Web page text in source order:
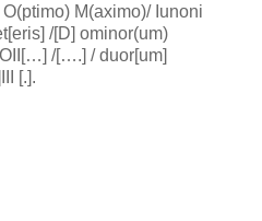
M(aximo)/ Iunoni
/[D] ominor(um)
/[….] / duor[um]
[.].